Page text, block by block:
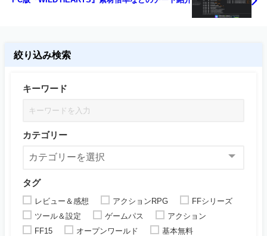
絞り込み検索
キーワード
カテゴリー
タグ
レビュー＆感想 アクションRPG
FFシリーズ
ツール＆設定
ゲームパス
アクション
FF15
オープンワールド
基本無料